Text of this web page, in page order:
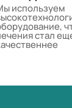
используем
стал